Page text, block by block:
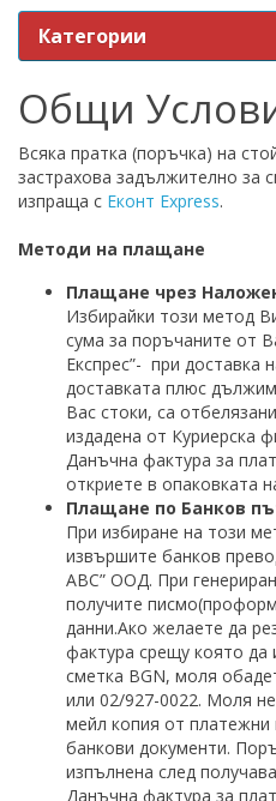
Категории
Общи
Всяка пратка (поръчка) на
застрахова задължително за
изпраща с Еконт Express.
Методи на плащане
Плащане чрез
Избирайки този метод
сума за поръчаните от
Експрес”- при доставка
доставката плюс
Вас стоки, са
издадена от Куриерска
Данъчна фактура за
откриете в опаковката
Плащане по Банков
При избиране на този
извършите банков
АВС” ООД. При
получите
данни.Ако желаете да
фактура срещу която да
сметка BGN, моля
или 02/927-0022. Моля
мейл копия от платежни
банкови документи.
изпълнена след
Данъчна фактура за